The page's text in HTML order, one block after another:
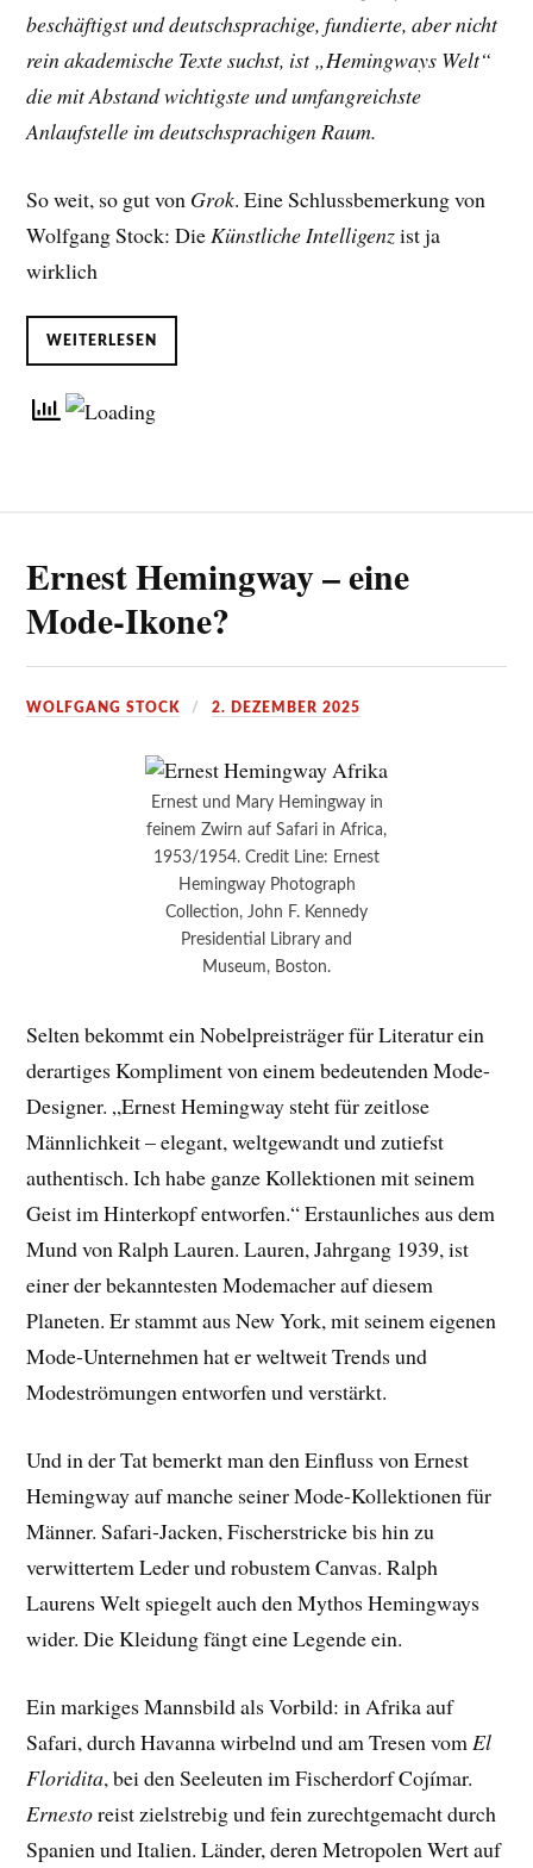
beschäftigst und deutschsprachige, fundierte, aber nicht
rein akademische Texte suchst, ist „Hemingways Welt“
die mit Abstand wichtigste und umfangreichste
Anlaufstelle im deutschsprachigen Raum.
So weit, so gut von Grok. Eine Schlussbemerkung von
Wolfgang Stock: Die Künstliche Intelligenzist ja
wirklich
WEITERLESEN
Ernest Hemingway – eine
Mode-Ikone?
WOLFGANG STOCK 2. DEZEMBER 2025
Ernest und Mary Hemingway in
feinem Zwirn auf Safari in Africa,
1953/1954. Credit Line: Ernest
Hemingway Photograph
Collection, John F. Kennedy
Presidential Library and
Museum, Boston.
Selten bekommt ein Nobelpreisträger für Literatur ein
derartiges Kompliment von einem bedeutenden Mode-
Designer. „Ernest Hemingway steht für zeitlose
Männlichkeit – elegant, weltgewandt und zutiefst
authentisch. Ich habe ganze Kollektionen mit seinem
Geist im Hinterkopf entworfen.“ Erstaunliches aus dem
Mund von Ralph Lauren. Lauren, Jahrgang 1939, ist
einer der bekanntesten Modemacher auf diesem
Planeten. Er stammt aus New York, mit seinem eigenen
Mode-Unternehmen hat er weltweit Trends und
Modeströmungen entworfen und verstärkt.
Und in der Tat bemerkt man den Einfluss von Ernest
Hemingway auf manche seiner Mode-Kollektionen für
Männer. Safari-Jacken, Fischerstricke bis hin zu
verwittertem Leder und robustem Canvas. Ralph
Laurens Welt spiegelt auch den Mythos Hemingways
wider. Die Kleidung fängt eine Legende ein.
Ein markiges Mannsbild als Vorbild: in Afrika auf
Safari, durch Havanna wirbelnd und am Tresen vomEl
Floridita, bei den Seeleuten im Fischerdorf Cojímar.
Ernestoreist zielstrebig und fein zurechtgemacht durch
Spanien und Italien. Länder, deren Metropolen Wert auf